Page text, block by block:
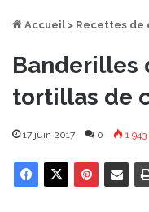
Accueil > Recettes de
Banderilles
tortillas de
17 juin 2017 0 1 943